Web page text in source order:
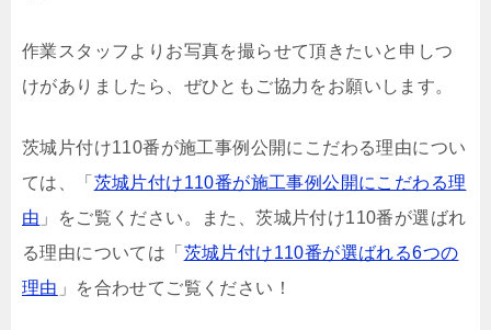
作業スタッフよりお写真を撮らせて頂きたいと申しつ
けがありましたら、ぜひともご協力をお願いします。
茨城片付け110番が施工事例公開にこだわる理由につい
ては、「 茨城片付け110番が施工事例公開にこだわる理
由 」をご覧ください。また、茨城片付け110番が選ばれ
る理由については「 茨城片付け110番が選ばれる6つの
理由 」を合わせてご覧ください！